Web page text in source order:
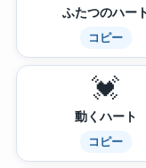
ふたつのハー
コピー
💓
動くハート
コピー